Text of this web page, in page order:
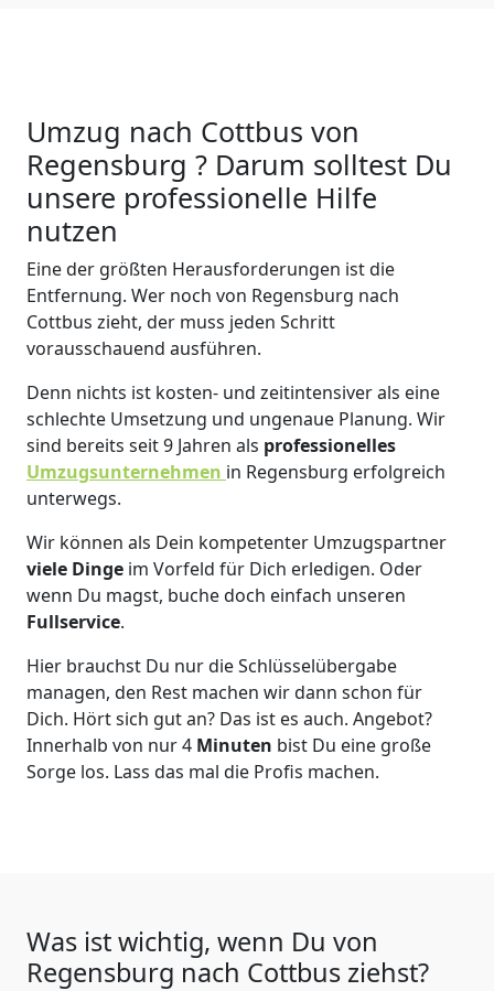
Umzug nach Cottbus von
Regensburg ? Darum solltest Du
unsere professionelle Hilfe
nutzen
Eine der größten Herausforderungen ist die
Entfernung. Wer noch von Regensburg nach
Cottbus zieht, der muss jeden Schritt
vorausschauend ausführen.
Denn nichts ist kosten- und zeitintensiver als eine
schlechte Umsetzung und ungenaue Planung. Wir
sind bereits seit 9 Jahren als professionelles
Umzugsunternehmen in Regensburg erfolgreich
unterwegs.
Wir können als Dein kompetenter Umzugspartner
viele Dinge im Vorfeld für Dich erledigen. Oder
wenn Du magst, buche doch einfach unseren
Fullservice.
Hier brauchst Du nur die Schlüsselübergabe
managen, den Rest machen wir dann schon für
Dich. Hört sich gut an? Das ist es auch. Angebot?
Innerhalb von nur 4 Minuten bist Du eine große
Sorge los. Lass das mal die Profis machen.
Was ist wichtig, wenn Du von
Regensburg nach Cottbus ziehst?